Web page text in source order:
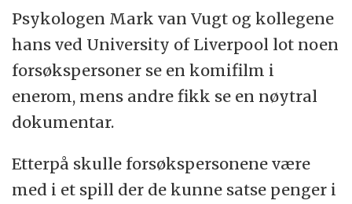
Psykologen Mark van Vugt og kollegene
hans ved University of Liverpool lot noen
forsøkspersoner se en komifilm i
enerom, mens andre fikk se en nøytral
dokumentar.
Etterpå skulle forsøkspersonene være
med i et spill der de kunne satse penger i